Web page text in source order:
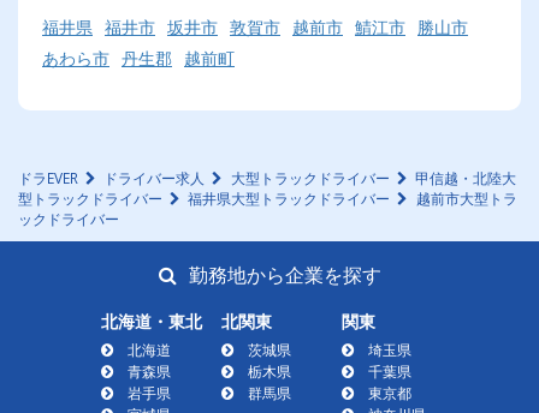
福井県 福井市 坂井市 敦賀市 越前市 鯖江市 勝山市
あわら市 丹生郡 越前町
ドラEVER ドライバー求人 大型トラックドライバー
甲信越・北陸大
型トラックドライバー
福井県大型トラックドライバー
越前市大型トラ
ックドライバー
勤務地から企業を探す
北海道・東北
北海道
青森県
岩手県
北関東
茨城県
栃木県
群馬県
関東
埼玉県
千葉県
東京都